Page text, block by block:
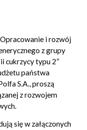
i rozwój
z grupy
cukrzycy typu 2”
państwa
S.A., proszą
z rozwojem
się w załączonych